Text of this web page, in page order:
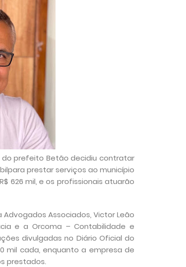
prefeito Betão decidiu contratar
prestar serviços ao município
626 mil, e os profissionais atuarão
Associados, Victor Leão
e a Orcoma – Contabilidade e
divulgadas no Diário Oficial do
mil cada, enquanto a empresa de
prestados.